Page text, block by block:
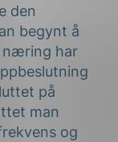
den
begynt å
næring har
på
man
og